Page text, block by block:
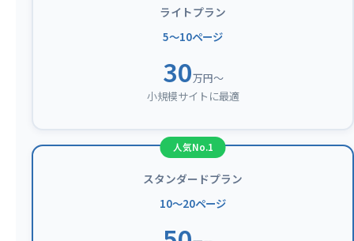
ライトプラン
5〜10ページ
30万円〜
小規模サイトに最適
スタンダードプラン
10〜20ページ